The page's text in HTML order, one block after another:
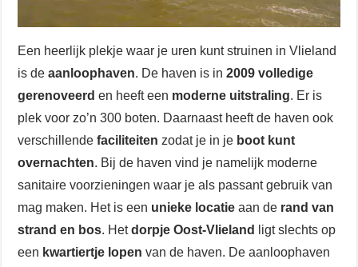
Een heerlijk plekje waar je uren kunt struinen in Vlieland
is deaanloophaven. De haven is in2009 volledige
gerenoveerd en heeft een moderne uitstraling. Er is
plek voor zo’n 300 boten. Daarnaast heeft de haven ook
verschillendefaciliteiten zodat je in je boot kunt
overnachten. Bij de haven vind je namelijk moderne
sanitaire voorzieningen waar je als passant gebruik van
mag maken. Het is een unieke locatie aan de rand van
strand en bos. Hetdorpje Oost-Vlieland
ligt slechts op
een kwartiertje lopen van de haven. De aanloophaven